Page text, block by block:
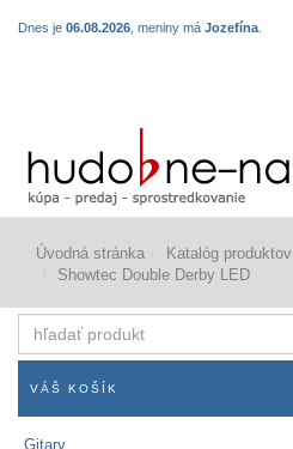
Dnes je 06.08.2026 , meniny má Jozefína
Úvodná stránka
Katalóg produktov
Showtec Double Derby LED
produkt
VÁŠ KOŠÍK
Gitary